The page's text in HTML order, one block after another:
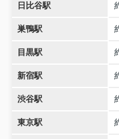
日比谷駅
巣鴨駅
目黒駅
新宿駅
渋谷駅
東京駅